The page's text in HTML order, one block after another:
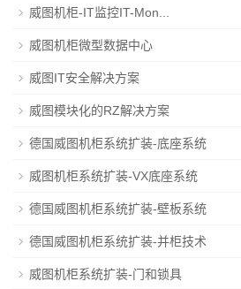
威图机柜-IT监控IT-Mon...
威图机柜微型数据中心
威图IT安全解决方案
威图模块化的RZ解决方案
德国威图机柜系统扩装-底座系统
威图机柜系统扩装-VX底座系统
德国威图机柜系统扩装-壁板系统
德国威图机柜系统扩装-并柜技术
威图机柜系统扩装-门和锁具